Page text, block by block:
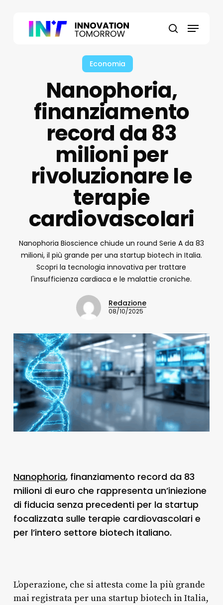
search
Menu
Economia
Nanophoria,
finanziamento
record da 83
milioni per
rivoluzionare le
terapie
cardiovascolari
Nanophoria Bioscience chiude un round Serie A da 83
milioni, il più grande per una startup biotech in Italia.
Scopri la tecnologia innovativa per trattare
l'insufficienza cardiaca e le malattie croniche.
Redazione
08/10/2025
Nanophoria, finanziamento record da 83
milioni di euro che rappresenta un’iniezione
di fiducia senza precedenti per la startup
focalizzata sulle terapie cardiovascolari e
per l’intero settore biotech italiano.
L’operazione, che si attesta come la più grande
mai registrata per una startup biotech in Italia,